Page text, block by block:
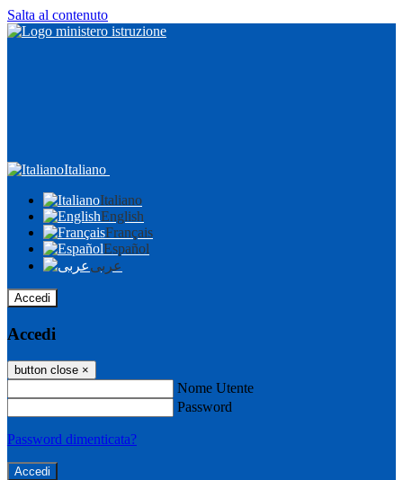
Salta al contenuto
Italiano
Italiano
English
Français
Español
عربى
Accedi
Accedi
button close ×
Nome Utente
Password
Password dimenticata?